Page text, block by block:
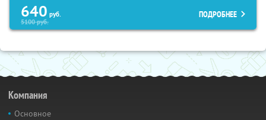
640 руб.
5100руб.
ПОДРОБНЕЕ
Компания
Основное